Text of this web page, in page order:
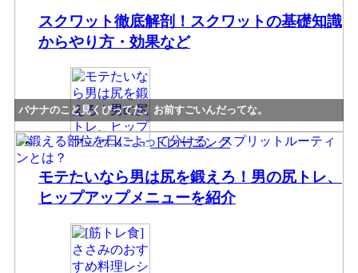
バナナのこと見くびってた。お前すごいんだってな。
スクワット徹底解剖！スクワットの基礎知識
からやり方・効果など
トレーニング
モテたいなら男は尻を鍛えろ！男の尻トレ、
ヒップアップメニューを紹介